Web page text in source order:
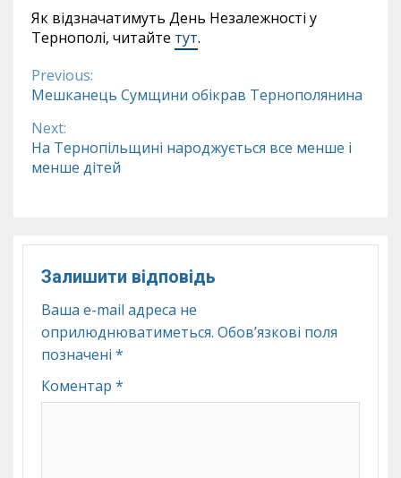
Як відзначатимуть День Незалежності у
Тернополі, читайте тут.
Continue
Reading
Previous:
Мешканець Сумщини обікрав Тернополянина
Next:
На Тернопільщині народжується все менше і
менше дітей
Залишити відповідь
Ваша e-mail адреса не
оприлюднюватиметься. Обов’язкові поля
позначені *
Коментар *